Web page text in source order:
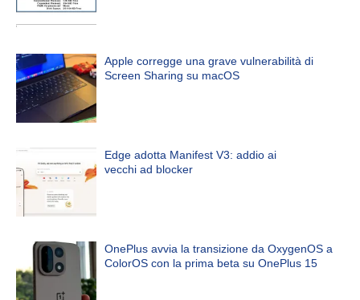
Apple corregge una grave vulnerabilità di
Screen Sharing su macOS
Edge adotta Manifest V3: addio ai
vecchi ad blocker
OnePlus avvia la transizione da OxygenOS a
ColorOS con la prima beta su OnePlus 15